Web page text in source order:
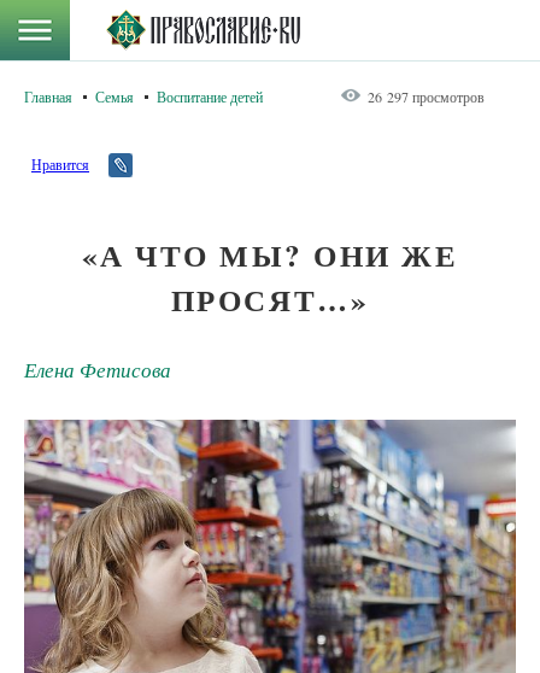
Главная Семья Воспитание детей 26 297 просмотров
Нравится
«А ЧТО МЫ? ОНИ ЖЕ
ПРОСЯТ…»
Елена Фетисова